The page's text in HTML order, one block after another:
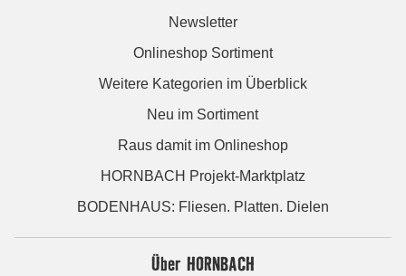
Newsletter
Onlineshop Sortiment
Weitere Kategorien im Überblick
Neu im Sortiment
Raus damit im Onlineshop
HORNBACH Projekt-Marktplatz
BODENHAUS: Fliesen. Platten. Dielen
Über HORNBACH